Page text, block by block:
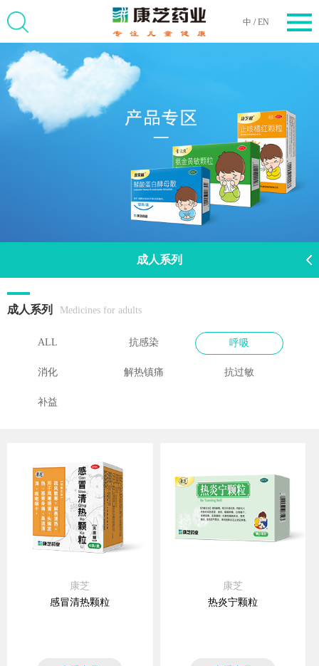
中 /EN
成人系列
成人系列 Medicines for adults
ALL 抗感染 呼吸
消化 解热镇痛 抗过敏
补益
康芝
感冒清热颗粒
康芝
热炎宁颗粒